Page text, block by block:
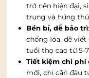
trở nên hiện đại,
trung và hứng
Bền bỉ, dễ bảo trì
chống lóa, dễ viết
tuổi thọ cao từ 5-
Tiết kiệm chi phí
mới, chỉ cần đầu